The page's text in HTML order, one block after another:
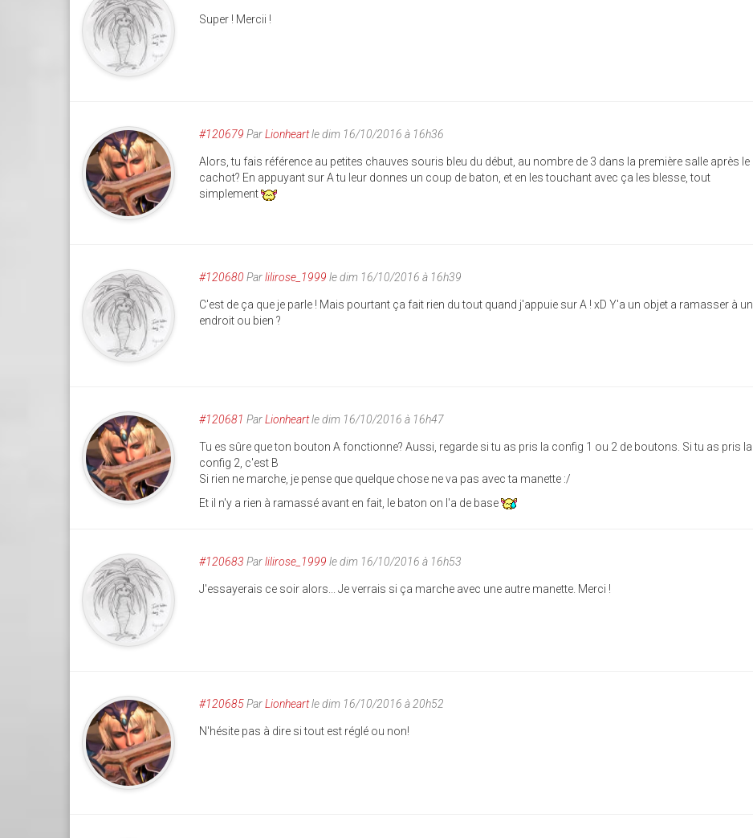
Super ! Mercii !
#120679 ParLionheartle dim 16/10/2016 à 16h36
Alors, tu fais référence au petites chauves souris bleu du début, au nombre de 3 dans la première salle après le
cachot? En appuyant sur A tu leur donnes un coup de baton, et en les touchant avec ça les blesse, tout
simplement
#120680 Parlilirose_1999 le dim 16/10/2016 à 16h39
C'est de ça que je parle ! Mais pourtant ça fait rien du tout quand j'appuie sur A ! xD Y'a un objet a ramasser à un
endroit ou bien ?
#120681 ParLionheartle dim 16/10/2016 à 16h47
Tu es sûre que ton bouton A fonctionne? Aussi, regarde si tu as pris la config 1 ou 2 de boutons. Si tu as pris la
config 2, c'est B
Si rien ne marche, je pense que quelque chose ne va pas avec ta manette :/
Et il n'y a rien à ramassé avant en fait, le baton on l'a de base
#120683 Parlilirose_1999 le dim 16/10/2016 à 16h53
J'essayerais ce soir alors... Je verrais si ça marche avec une autre manette. Merci !
#120685ParLionheartle dim 16/10/2016 à 20h52
N'hésite pas à dire si tout est réglé ou non!